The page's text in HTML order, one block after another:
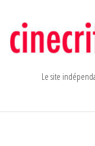
contenu
Le site